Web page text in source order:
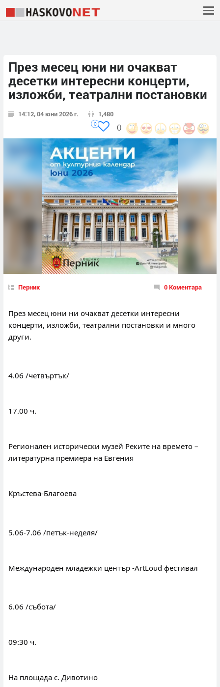
През месец юни ни очакват
десетки интересни концерти,
изложби, театрални постановки
14:12, 04 юни 2026 г. 1,480
0
0
Перник 0 Коментара
През месец юни ни очакват десетки интересни
концерти, изложби, театрални постановки и много
други.
4.06 /четвъртък/
17.00 ч.
Регионален исторически музей Реките на времето –
литературна премиера на Евгения
Кръстева-Благоева
5.06-7.06 /петък-неделя/
Международен младежки център -ArtLoud фестивал
6.06 /събота/
09:30 ч.
На площада с. Дивотино